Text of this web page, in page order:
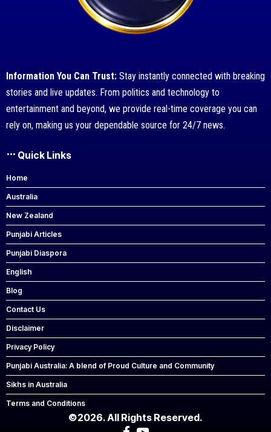
Information You Can Trust: Stay instantly connected with breaking
stories and live updates. From politics and technology to
entertainment and beyond, we provide real-time coverage you can
rely on, making us your dependable source for 24/7 news.
Quick Links
Home
Australia
New Zealand
Punjabi Articles
Punjabi Diaspora
English
Blog
Contact Us
Disclaimer
Privacy Policy
Punjabi Australia: A blend of Proud Culture and Community
Sikhs in Australia
Terms and Conditions
©2026. All Rights Reserved.